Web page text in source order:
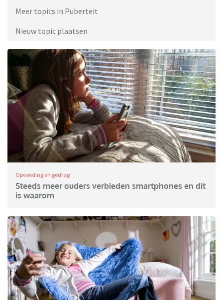
Meer topics in Puberteit
Nieuw topic plaatsen
Opvoeding en gedrag
Steeds meer ouders verbieden smartphones en dit
is waarom